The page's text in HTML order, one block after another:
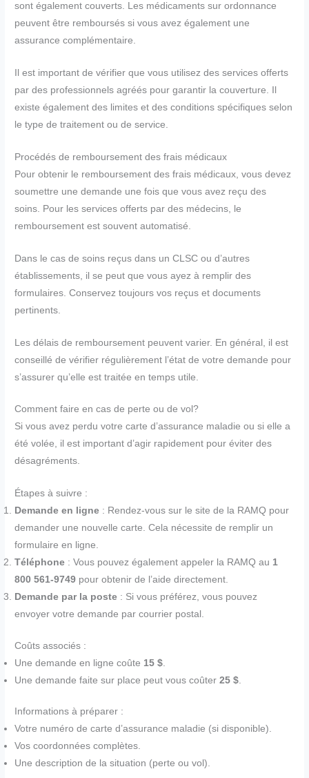
sont également couverts. Les médicaments sur ordonnance
peuvent être remboursés si vous avez également une
assurance complémentaire.
Il est important de vérifier que vous utilisez des services offerts
par des professionnels agréés pour garantir la couverture. Il
existe également des limites et des conditions spécifiques selon
le type de traitement ou de service.
Procédés de remboursement des frais médicaux
Pour obtenir le remboursement des frais médicaux, vous devez
soumettre une demande une fois que vous avez reçu des
soins. Pour les services offerts par des médecins, le
remboursement est souvent automatisé.
Dans le cas de soins reçus dans un CLSC ou d’autres
établissements, il se peut que vous ayez à remplir des
formulaires. Conservez toujours vos reçus et documents
pertinents.
Les délais de remboursement peuvent varier. En général, il est
conseillé de vérifier régulièrement l’état de votre demande pour
s’assurer qu’elle est traitée en temps utile.
Comment faire en cas de perte ou de vol?
Si vous avez perdu votre carte d’assurance maladie ou si elle a
été volée, il est important d’agir rapidement pour éviter des
désagréments.
Étapes à suivre :
Demande en ligne : Rendez-vous sur le site de la RAMQ pour
demander une nouvelle carte. Cela nécessite de remplir un
formulaire en ligne.
Téléphone : Vous pouvez également appeler la RAMQ au 1
800 561-9749 pour obtenir de l’aide directement.
Demande par la poste : Si vous préférez, vous pouvez
envoyer votre demande par courrier postal.
Coûts associés :
Une demande en ligne coûte 15 $
Une demande faite sur place peut vous coûter25 $
Informations à préparer :
Votre numéro de carte d’assurance maladie (si disponible).
Vos coordonnées complètes.
Une description de la situation (perte ou vol).